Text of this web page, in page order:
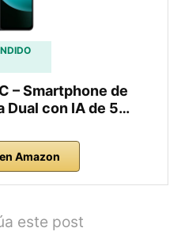
– Smartphone de
Dual con IA de 5…
Amazon
este post